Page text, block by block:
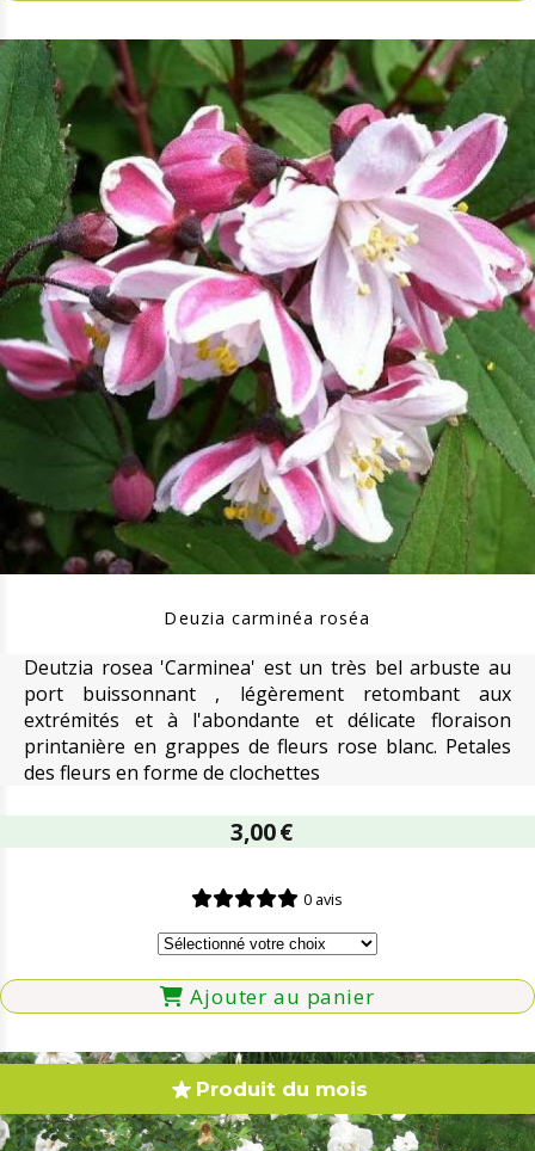
Deuzia carminéa roséa
Deutzia rosea 'Carminea' est un très bel arbuste au
port buissonnant , légèrement retombant aux
extrémités et à l'abondante et délicate floraison
printanière en grappes de fleurs rose blanc. Petales
des fleurs en forme de clochettes
3,00€
0 avis
Ajouter au panier
Produit du mois